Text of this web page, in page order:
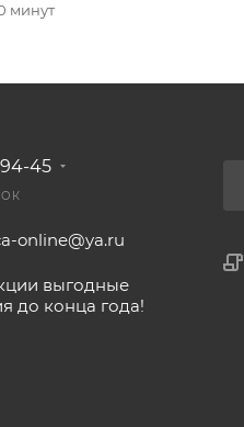
минут
45
online@ya.ru
выгодные
до конца года!